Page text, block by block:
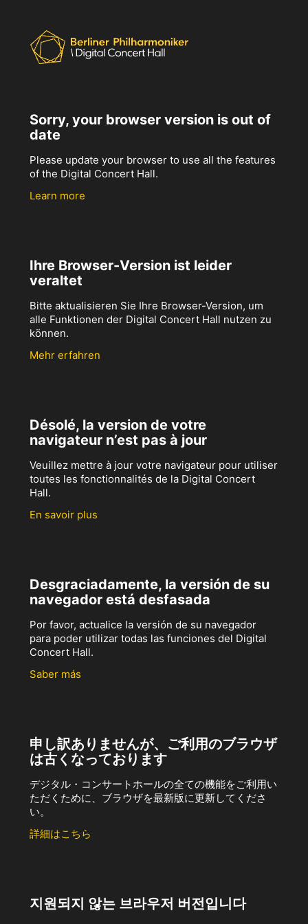
Sorry, your browser version is out of
date
Please update your browser to use all the features
of the Digital Concert Hall.
Learn more
Ihre Browser-Version ist leider
veraltet
Bitte aktualisieren Sie Ihre Browser-Version, um
alle Funktionen der Digital Concert Hall nutzen zu
können.
Mehr erfahren
Désolé, la version de votre
navigateur n’est pas à jour
Veuillez mettre à jour votre navigateur pour utiliser
toutes les fonctionnalités de la Digital Concert
Hall.
En savoir plus
Desgraciadamente, la versión de su
navegador está desfasada
Por favor, actualice la versión de su navegador
para poder utilizar todas las funciones del Digital
Concert Hall.
Saber más
申し訳ありませんが、ご利用のブラウザ
は古くなっております
デジタル・コンサートホールの全ての機能をご利用い
ただくために、ブラウザを最新版に更新してくださ
い。
詳細はこちら
지원되지 않는 브라우저 버전입니다